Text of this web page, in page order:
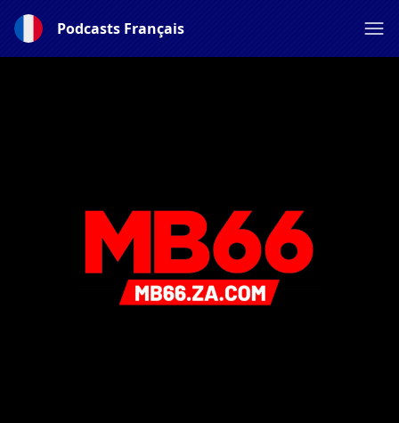
Podcasts Français